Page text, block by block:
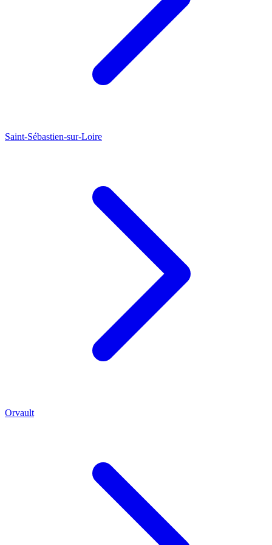
Saint-Sébastien-sur-Loire
Orvault